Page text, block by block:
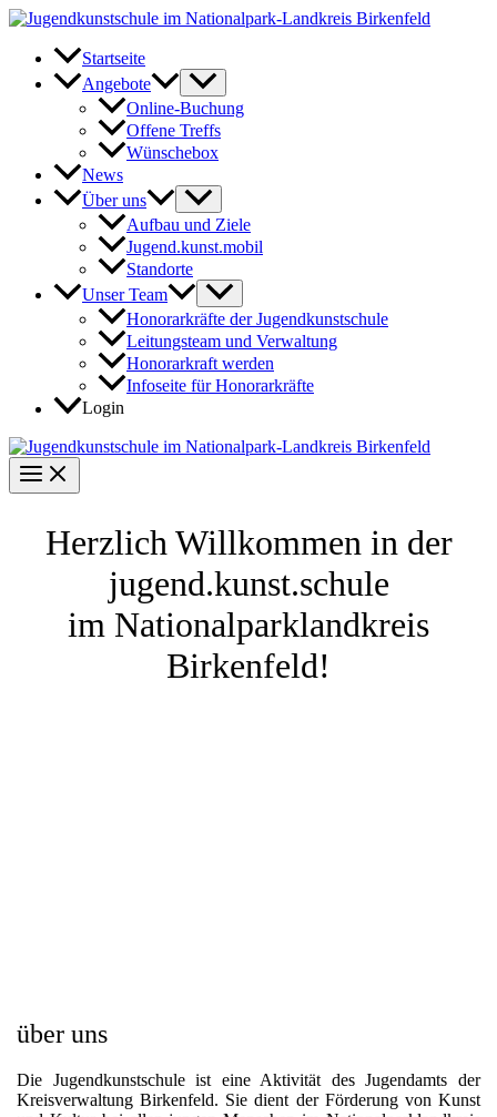
Zum
springen
Startseite
Angebote
Online-Buchung
Offene Treffs
Wünschebox
News
Über uns
Aufbau und Ziele
Jugend.kunst.mobil
Standorte
Unser Team
Honorarkräfte der Jugendkunstschule
Leitungsteam und Verwaltung
Honorarkraft werden
Infoseite für Honorarkräfte
Login
Herzlich Willkommen in der
jugend.kunst.schule
im Nationalparklandkreis
Birkenfeld!
über uns
Die Jugendkunstschule ist eine Aktivität des Jugendamts der
Kreisverwaltung Birkenfeld. Sie dient der Förderung von Kunst